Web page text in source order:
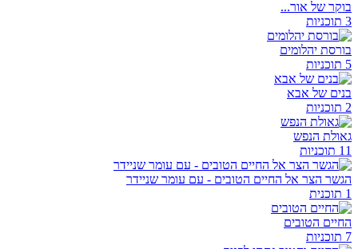
בוקר של אור...
3 תוכניות
בורסת יהלומים
5 תוכניות
בנים של אבא
2 תוכניות
גאולת הנפש
11 תוכניות
הגשר הצר אל החיים הטובים - עם עומר שניידר
1 תוכנית
החיים הטובים
7 תוכניות